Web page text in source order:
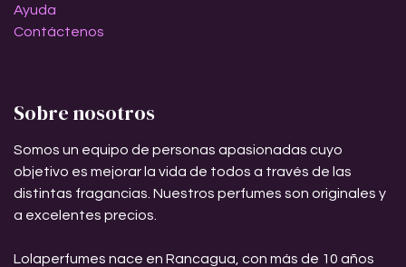
Ayuda
Contáctenos
Sobre nosotros
Somos un equipo de personas apasionadas cuyo
objetivo es mejorar la vida de todos a través de las
distintas fragancias. Nuestros perfumes son originales y
a excelentes precios.
Lolaperfumes nace en Rancagua, con más de 10 años